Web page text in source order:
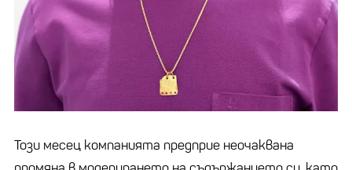
Този месец компанията предприе неочаквана